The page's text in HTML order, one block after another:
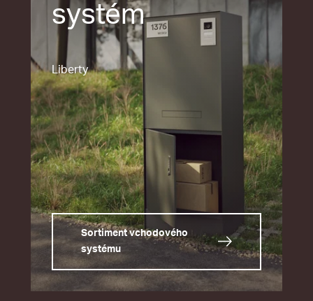
systém
Liberty
Sortiment vchodového
systému